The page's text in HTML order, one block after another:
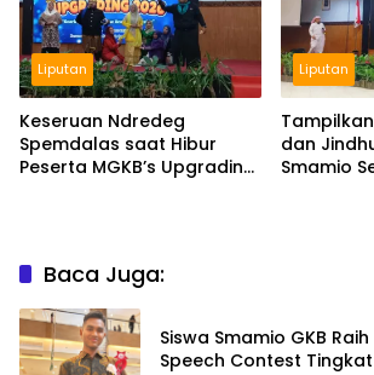
Liputan
Keseruan Ndredeg
Spemdalas saat Hibur
Peserta MGKB’s Upgrading
Liputan
dan
Smamio
Baca Juga:
Siswa Smamio GKB
Speech Contest